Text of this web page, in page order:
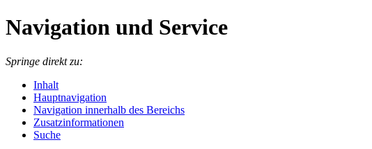
Navigation und Service
Springe direkt zu:
Inhalt
Hauptnavigation
Navigation innerhalb des Bereichs
Zusatzinformationen
Suche